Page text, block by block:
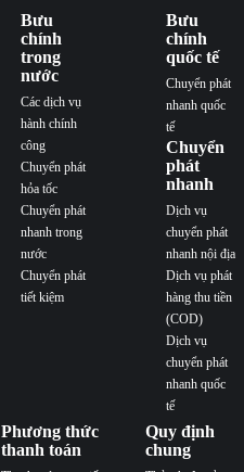
Bưu
chính
trong
nước
Các dịch vụ
hành chính
công
Chuyển phát
hỏa tốc
Chuyển phát
nhanh trong
nước
Chuyển phát
tiết kiệm
Bưu
chính
quốc tế
Chuyển phát
nhanh quốc
tế
Chuyển
phát
nhanh
Dịch vụ
chuyển phát
nhanh nội địa
Dịch vụ phát
hàng thu tiền
(COD)
Dịch vụ
chuyển phát
nhanh quốc
tế
Phương thức
thanh toán
Quy định
chung